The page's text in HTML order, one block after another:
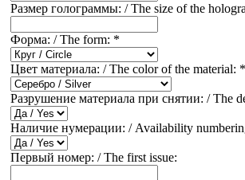
Размер голограммы: / The size of the
Форма: / The form: *
Цвет материала: / The color of the material: *
Разрушение материала при снятии: / The
Наличие нумерации: / Availability
Первый номер: / The first issue: